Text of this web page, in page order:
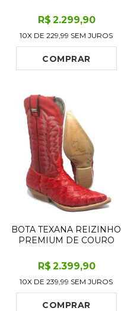
BROWN GOLD - CANO
MÉDIO, BICO FINO -
SOLADO DE COURO
ARTESANAL
R$ 2.299,90
10X DE229,99 SEM JUROS
COMPRAR
BOTA TEXANA REIZINHO
PREMIUM DE COURO
RED LIMITED EDITION -
CANO ALTO, BICO FINO -
SOLADO DE COURO
ARTESANAL
R$ 2.399,90
10X DE239,99 SEM JUROS
COMPRAR